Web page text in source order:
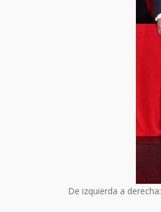
De izquierda a derecha: